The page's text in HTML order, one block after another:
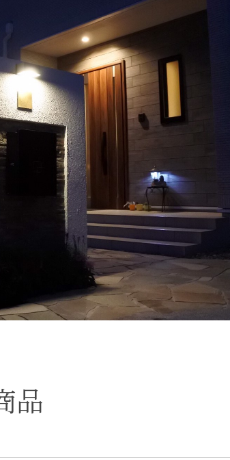
品